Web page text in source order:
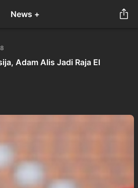
News +
Adam Alis Jadi Raja El